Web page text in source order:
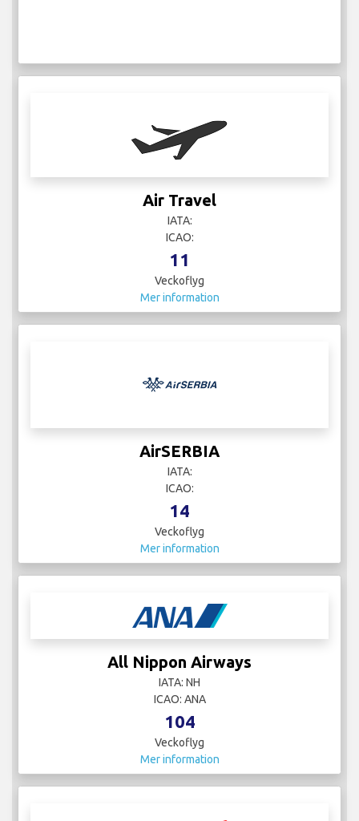
Air Travel
IATA:
ICAO:
11
Veckoflyg
Mer information
AirSERBIA
IATA:
ICAO:
14
Veckoflyg
Mer information
All Nippon Airways
IATA: NH
ICAO: ANA
104
Veckoflyg
Mer information